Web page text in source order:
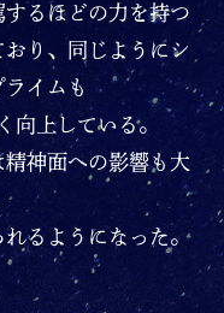
るほどの力を持つ
り、同じようにシ
イムも
向上している。
神面への影響も大
るようになった。